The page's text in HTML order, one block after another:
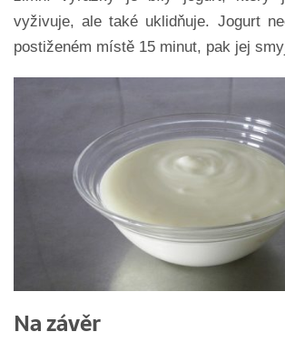
vyživuje, ale také uklidňuje. Jogurt
postiženém místě 15 minut, pak jej
Na závěr